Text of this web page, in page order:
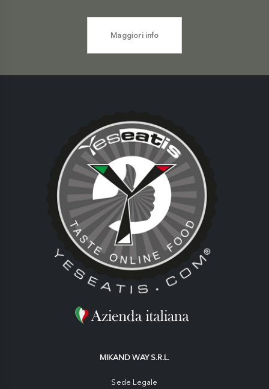
Maggiori info
MIKAND WAY S.R.L.
Sede Legale